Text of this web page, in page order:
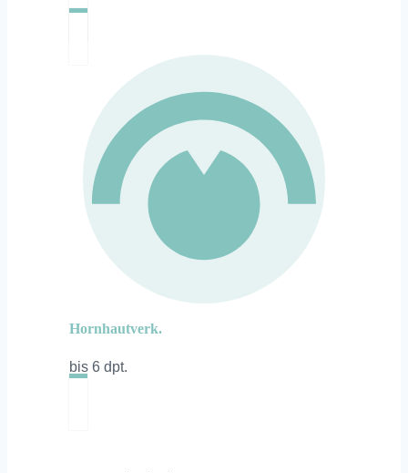
Hornhautverk.
bis 6 dpt.